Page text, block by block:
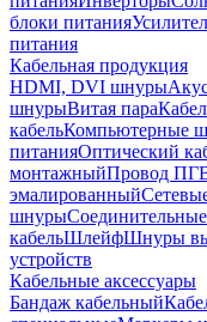
блоки питания
питания
Кабельная продукция
HDMI, DVI шнуры
шнурыВитая пара
кабельКомпьютерные
питанияОптический
монтажныйПровод
эмалированный
шнуры
кабельШлейфШнуры
устройств
Кабельные аксессуары
Бандаж кабельный